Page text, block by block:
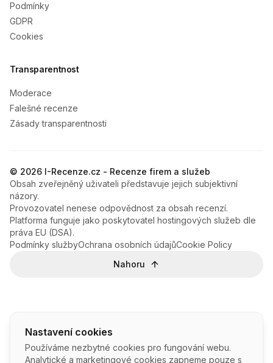
Nastavení cookies
Používáme nezbytné cookies pro fungování webu.
Analytické a marketingové cookies zapneme pouze s
Podmínky
GDPR
Cookies
Transparentnost
Moderace
Falešné recenze
Zásady transparentnosti
© 2026 I-Recenze.cz - Recenze firem a služeb
Obsah zveřejněný uživateli představuje jejich subjektivní
názory.
Provozovatel nenese odpovědnost za obsah recenzí.
Platforma funguje jako poskytovatel hostingových služeb dle
práva EU (DSA).
Podmínky službyOchrana osobních údajůCookie Policy
Nahoru